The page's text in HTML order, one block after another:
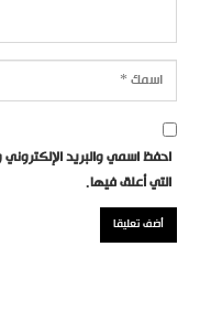
احفظ اسمي والبريد
التي أعلق فيها.